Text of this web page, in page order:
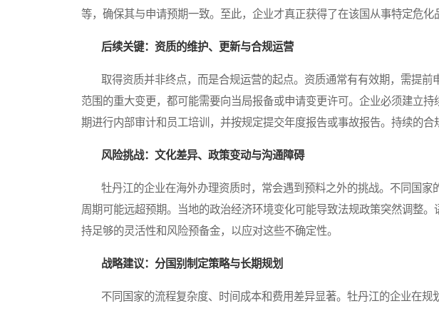
等，确保其与申请预期一致。至此，企业才真正获得了在该国从事特定危化
后续关键：资质的维护、更新与合规运营
取得资质并非终点，而是合规运营的起点。资质通常有有效期，需提前
范围的重大变更，都可能需要向当局报备或申请变更许可。企业必须建立
期进行内部审计和员工培训，并按规定提交年度报告或事故报告。持续的合
风险挑战：文化差异、政策变动与沟通障碍
牡丹江的企业在海外办理资质时，常会遇到预料之外的挑战。不同国家
周期可能远超预期。当地的政治经济环境变化可能导致法规政策突然调整
持足够的灵活性和风险预备金，以应对这些不确定性。
战略建议：分国别制定策略与长期规划
不同国家的流程复杂度、时间成本和费用差异显著。牡丹江的企业在规